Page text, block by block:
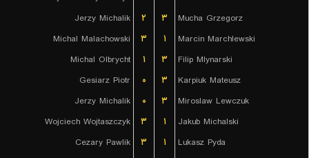
Jerzy Michalik
۲ ۳
Mucha Grzegorz
Michal Malachowski
۳ ۱
Marcin Marchlewski
Michal Olbrycht
۱ ۳
Filip Mlynarski
Gesiarz Piotr
۰ ۳
Karpiuk Mateusz
Jerzy Michalik
۰ ۳
Miroslaw Lewczuk
Wojciech Wojtaszczyk
۳ ۱
Jakub Michalski
Cezary Pawlik
۳ ۱
Lukasz Pyda